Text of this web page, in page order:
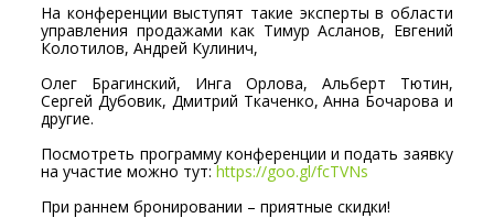
На конференции выступят такие эксперты в области
управления продажами как Тимур Асланов, Евгений
Колотилов, Андрей Кулинич,
Олег Брагинский, Инга Орлова, Альберт Тютин,
Сергей Дубовик, Дмитрий Ткаченко, Анна Бочарова и
другие.
Посмотреть программу конференции и подать заявку
на участие можно тут:https://goo.gl/fcTVNs
При раннем бронировании – приятные скидки!